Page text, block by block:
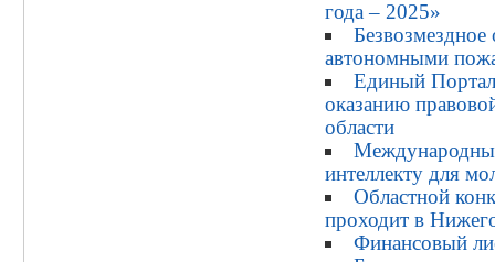
года – 2025»
автономными
Единый
оказанию
области
интеллекту для
Областной
проходит в
Финансовый